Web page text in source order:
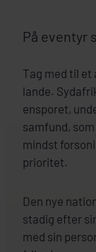
På eventyr
Tag med til
lande.
ensporet,
samfund,
mindst
prioritet.
Den nye
stadig efter
med sin